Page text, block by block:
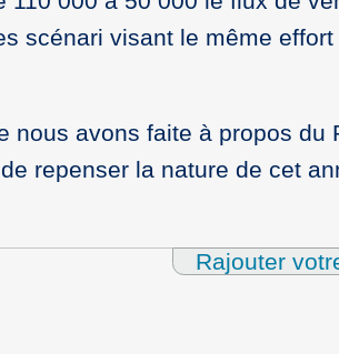
scénari visant le même effort
nous avons faite à propos du
repenser la nature de cet
Rajouter